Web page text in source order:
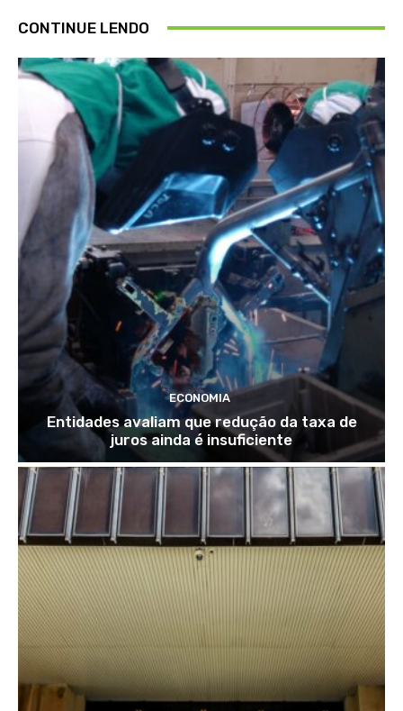
CONTINUE LENDO
ECONOMIA
Entidades avaliam que redução da taxa de
juros ainda é insuficiente